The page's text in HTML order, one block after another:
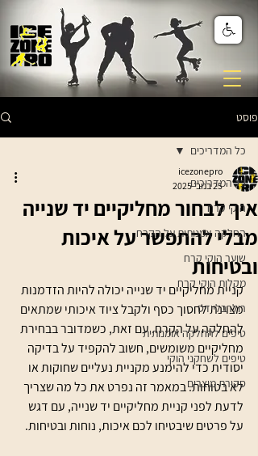
פוסט
כל המדריכים
הוקי קרח
החלקה אמנותית על הקרח
שוער הוקי קרח
מקלות הוקי קרח
רולרבליידס
טיפים להחלקה אומנותית
טיפים לשחקני הוקי
סקירת מוצרים
כל המדריכים
איך לבחור מחליקיים יד שנייה
מבלי להתפשר על איכות
ובטיחות
icezonepro
25 בנוב׳ 2025
קניית מחליקיים יד שנייה יכולה להיות הזדמנות
מצוינת לחסוך כסף ולקבל ציוד איכותי שמתאים
להחלקה על הקרח. עם זאת, כשמדובר בבחירת
מחליקיים משומשים, חשוב להקפיד על בדיקה
יסודית כדי להימנע מקניית נעליים שחוקות או
לא בטוחות. במאמר זה נפרט את כל מה שצריך
לדעת לפני קניית מחליקיים יד שנייה, עם דגש
על פרטים שיבטיחו לכם איכות, נוחות ובטיחות.